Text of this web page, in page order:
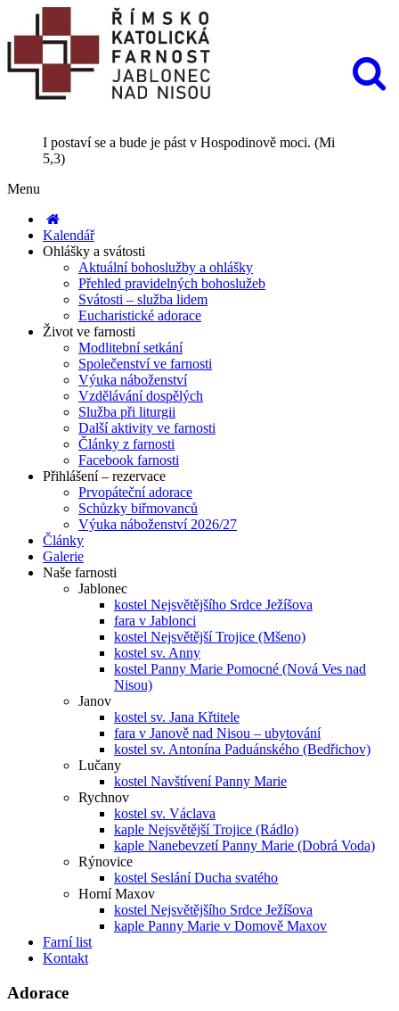
I postaví se a bude je pást v Hospodinově moci. (Mi
5,3)
Menu
Kalendář
Ohlášky a svátosti
Aktuální bohoslužby a ohlášky
Přehled pravidelných bohoslužeb
Svátosti – služba lidem
Eucharistické adorace
Život ve farnosti
Modlitební setkání
Společenství ve farnosti
Výuka náboženství
Vzdělávání dospělých
Služba při liturgii
Další aktivity ve farnosti
Články z farnosti
Facebook farnosti
Přihlášení – rezervace
Prvopáteční adorace
Schůzky biřmovanců
Výuka náboženství 2026/27
Články
Galerie
Naše farnosti
Jablonec
kostel Nejsvětějšího Srdce Ježíšova
fara v Jablonci
kostel Nejsvětější Trojice (Mšeno)
kostel sv. Anny
kostel Panny Marie Pomocné (Nová Ves nad
Nisou)
Janov
kostel sv. Jana Křtitele
fara v Janově nad Nisou – ubytování
kostel sv. Antonína Paduánského (Bedřichov)
Lučany
kostel Navštívení Panny Marie
Rychnov
kostel sv. Václava
kaple Nejsvětější Trojice (Rádlo)
kaple Nanebevzetí Panny Marie (Dobrá Voda)
Rýnovice
kostel Seslání Ducha svatého
Horní Maxov
kostel Nejsvětějšího Srdce Ježíšova
kaple Panny Marie v Domově Maxov
Farní list
Kontakt
Adorace